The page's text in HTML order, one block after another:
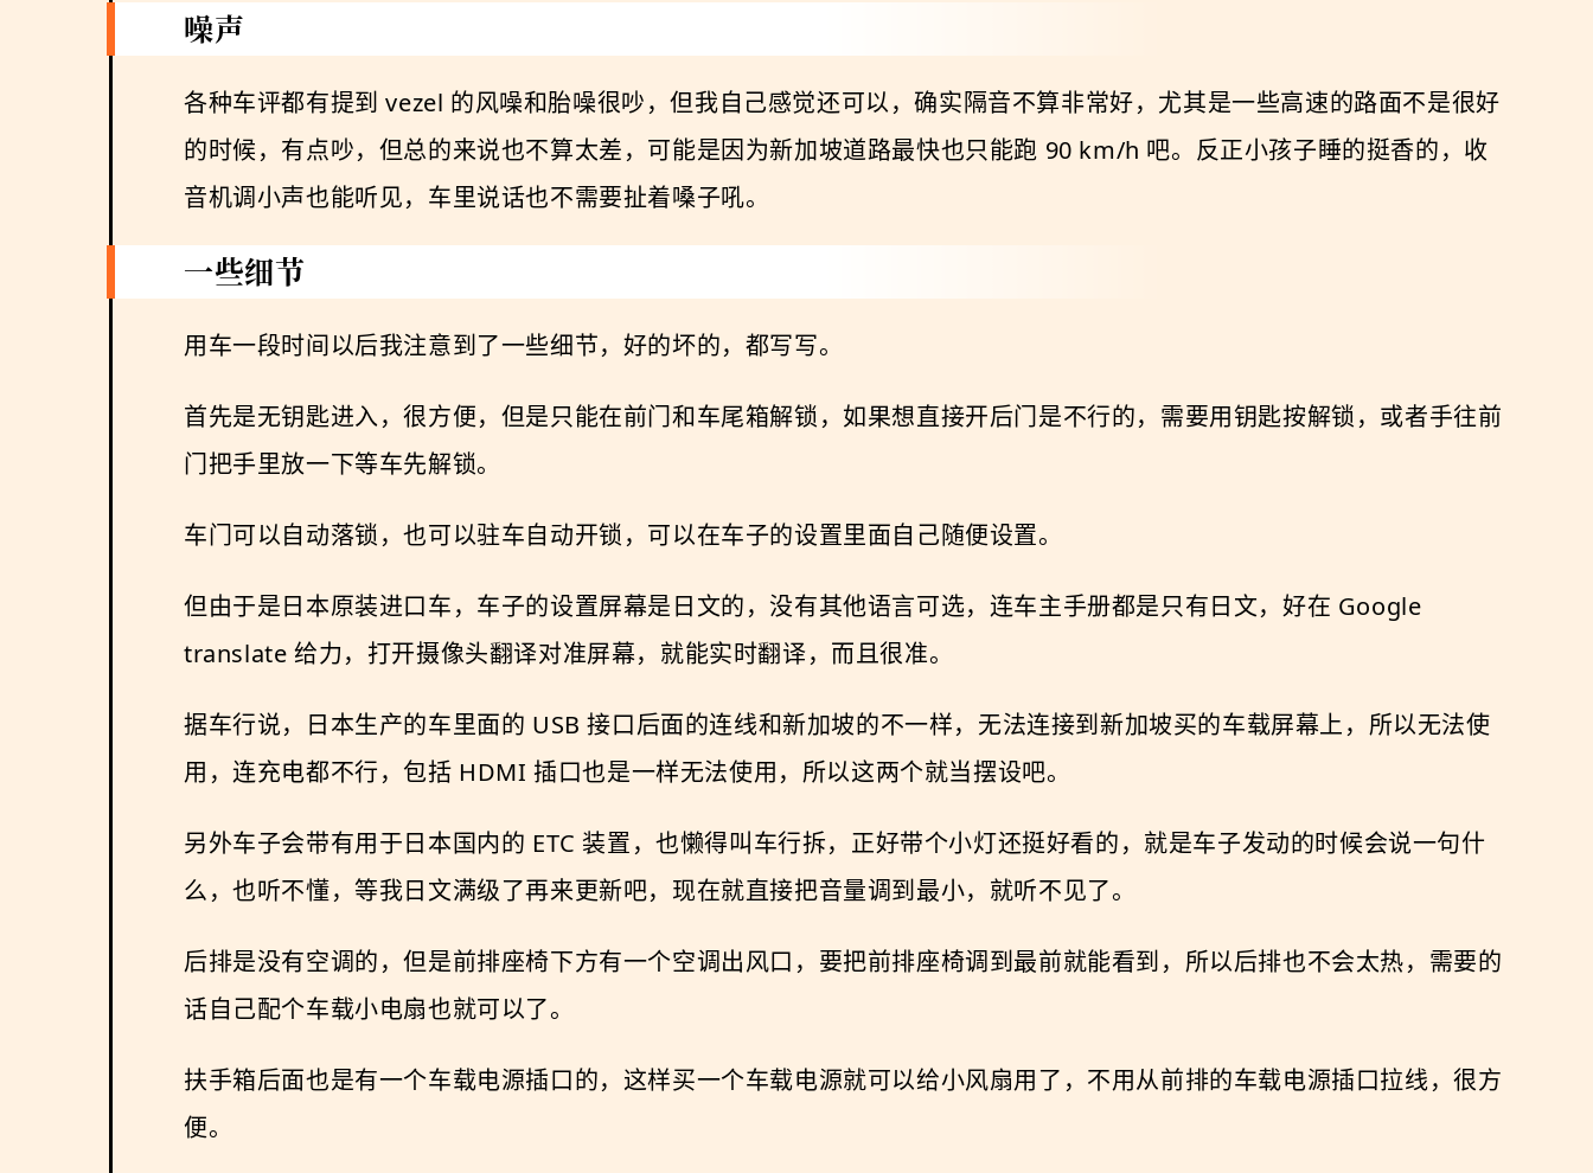
噪声
各种车评都有提到 vezel 的风噪和胎噪很吵，但我自己感觉还可以，确实隔音不算非常好，尤其是一些高速的路面不是很好
的时候，有点吵，但总的来说也不算太差，可能是因为新加坡道路最快也只能跑 90 km/h 吧。反正小孩子睡的挺香的，收
音机调小声也能听见，车里说话也不需要扯着嗓子吼。
一些细节
用车一段时间以后我注意到了一些细节，好的坏的，都写写。
首先是无钥匙进入，很方便，但是只能在前门和车尾箱解锁，如果想直接开后门是不行的，需要用钥匙按解锁，或者手往前
门把手里放一下等车先解锁。
车门可以自动落锁，也可以驻车自动开锁，可以在车子的设置里面自己随便设置。
但由于是日本原装进口车，车子的设置屏幕是日文的，没有其他语言可选，连车主手册都是只有日文，好在 Google
translate 给力，打开摄像头翻译对准屏幕，就能实时翻译，而且很准。
据车行说，日本生产的车里面的 USB 接口后面的连线和新加坡的不一样，无法连接到新加坡买的车载屏幕上，所以无法使
用，连充电都不行，包括 HDMI 插口也是一样无法使用，所以这两个就当摆设吧。
另外车子会带有用于日本国内的 ETC 装置，也懒得叫车行拆，正好带个小灯还挺好看的，就是车子发动的时候会说一句什
么，也听不懂，等我日文满级了再来更新吧，现在就直接把音量调到最小，就听不见了。
后排是没有空调的，但是前排座椅下方有一个空调出风口，要把前排座椅调到最前就能看到，所以后排也不会太热，需要的
话自己配个车载小电扇也就可以了。
扶手箱后面也是有一个车载电源插口的，这样买一个车载电源就可以给小风扇用了，不用从前排的车载电源插口拉线，很方
便。